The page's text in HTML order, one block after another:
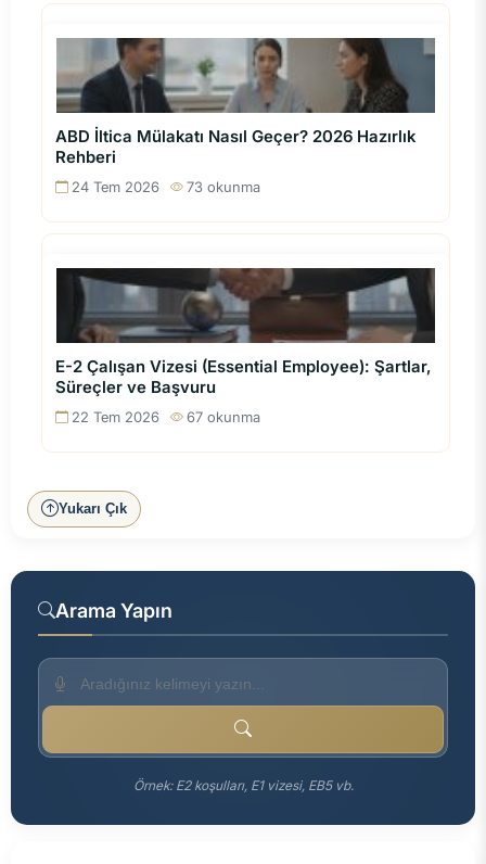
ABD İltica Mülakatı Nasıl Geçer? 2026 Hazırlık
Rehberi
24 Tem 2026 73 okunma
E-2 Çalışan Vizesi (Essential Employee): Şartlar,
Süreçler ve Başvuru
22 Tem 2026 67 okunma
Yukarı Çık
Arama Yapın
Örnek: E2 koşulları, E1 vizesi, EB5 vb.